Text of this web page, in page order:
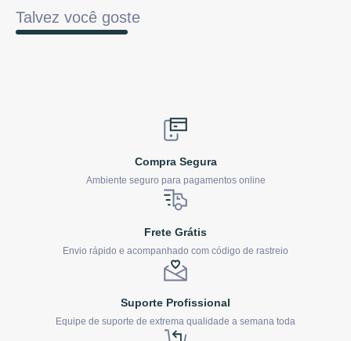
Talvez você goste
Compra Segura
Ambiente seguro para pagamentos online
Frete Grátis
Envio rápido e acompanhado com código de rastreio
Suporte Profissional
Equipe de suporte de extrema qualidade a semana toda